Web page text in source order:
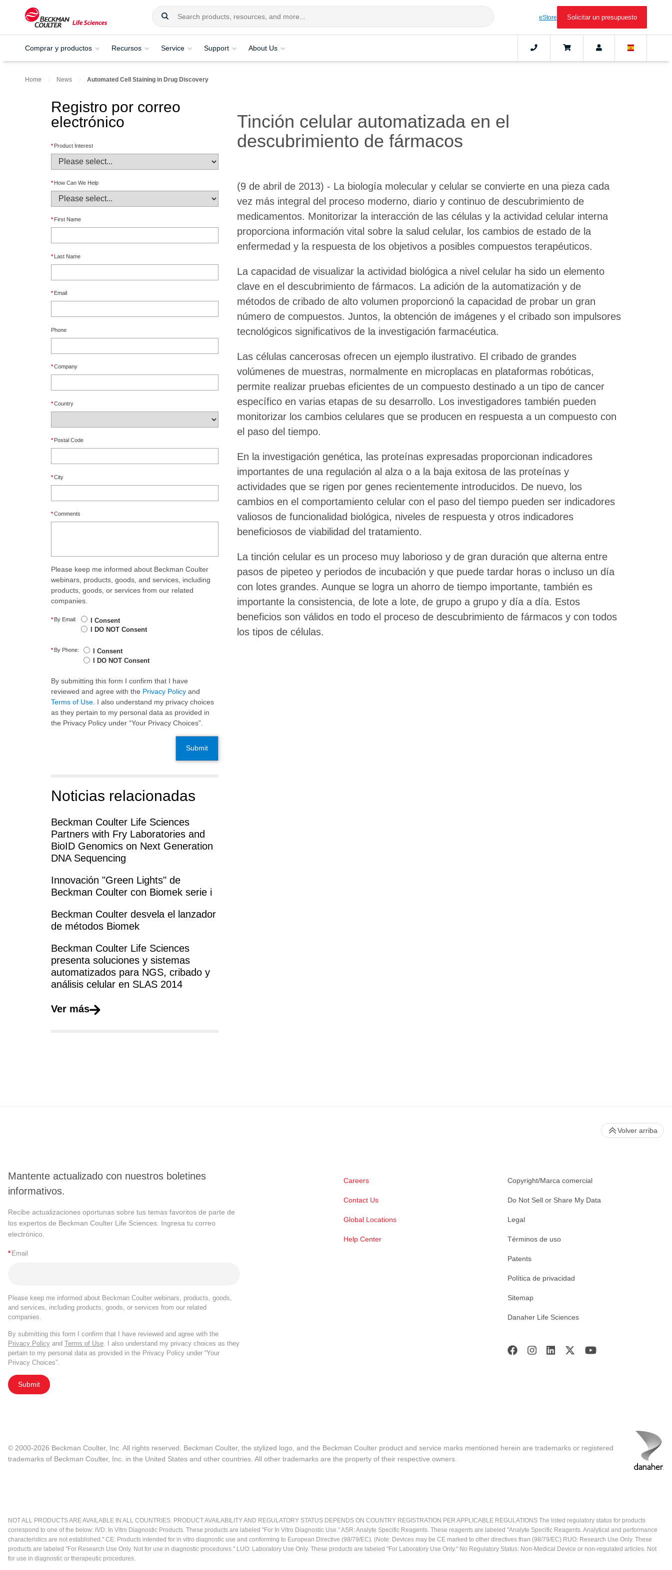
eStore Solicitar un presupuesto
Comprar y productos Recursos Service Support About Us
Home News Automated Cell Staining in Drug Discovery
Registro por correo
electrónico
* Product Interest
* How Can We Help
* First Name
* Last Name
* Email
Phone
*Company
*Country
* Postal Code
*City
*Comments
Please keep me informed about Beckman Coulter
webinars, products, goods, and services, including
products, goods, or services from our related
companies.
* By Email:
I Consent
I DO NOT Consent
* By Phone:
I Consent
I DO NOT Consent
By submitting this form I confirm that I have
reviewed and agree with the Privacy Policy and
Terms of Use . I also understand my privacy choices
as they pertain to my personal data as provided in
the Privacy Policy under “Your Privacy Choices”.
Submit
Noticias relacionadas
Beckman Coulter Life Sciences
Partners with Fry Laboratories and
BioID Genomics on Next Generation
DNA Sequencing
Innovación "Green Lights" de
Beckman Coulter con Biomek serie i
Beckman Coulter desvela el lanzador
de métodos Biomek
Beckman Coulter Life Sciences
presenta soluciones y sistemas
automatizados para NGS, cribado y
análisis celular en SLAS 2014
Ver más
Tinción celular automatizada en el
descubrimiento de fármacos
(9 de abril de 2013) - La biología molecular y celular se convierte en una pieza cada
vez más integral del proceso moderno, diario y continuo de descubrimiento de
medicamentos. Monitorizar la interacción de las células y la actividad celular interna
proporciona información vital sobre la salud celular, los cambios de estado de la
enfermedad y la respuesta de los objetivos a posibles compuestos terapéuticos.
La capacidad de visualizar la actividad biológica a nivel celular ha sido un elemento
clave en el descubrimiento de fármacos. La adición de la automatización y de
métodos de cribado de alto volumen proporcionó la capacidad de probar un gran
número de compuestos. Juntos, la obtención de imágenes y el cribado son impulsores
tecnológicos significativos de la investigación farmacéutica.
Las células cancerosas ofrecen un ejemplo ilustrativo. El cribado de grandes
volúmenes de muestras, normalmente en microplacas en plataformas robóticas,
permite realizar pruebas eficientes de un compuesto destinado a un tipo de cancer
específico en varias etapas de su desarrollo. Los investigadores también pueden
monitorizar los cambios celulares que se producen en respuesta a un compuesto con
el paso del tiempo.
En la investigación genética, las proteínas expresadas proporcionan indicadores
importantes de una regulación al alza o a la baja exitosa de las proteínas y
actividades que se rigen por genes recientemente introducidos. De nuevo, los
cambios en el comportamiento celular con el paso del tiempo pueden ser indicadores
valiosos de funcionalidad biológica, niveles de respuesta y otros indicadores
beneficiosos de viabilidad del tratamiento.
La tinción celular es un proceso muy laborioso y de gran duración que alterna entre
pasos de pipeteo y periodos de incubación y que puede tardar horas o incluso un día
con lotes grandes. Aunque se logra un ahorro de tiempo importante, también es
importante la consistencia, de lote a lote, de grupo a grupo y día a día. Estos
beneficios son válidos en todo el proceso de descubrimiento de fármacos y con todos
los tipos de células.
Mantente actualizado con nuestros boletines
informativos.
Recibe actualizaciones oportunas sobre tus temas favoritos de parte de
los expertos de Beckman Coulter Life Sciences. Ingresa tu correo
electrónico.
* Email
Please keep me informed about Beckman Coulter webinars, products, goods,
and services, including products, goods, or services from our related
companies.
By submitting this form I confirm that I have reviewed and agree with the
Privacy Policy and Terms of Use. I also understand my privacy choices as they
pertain to my personal data as provided in the Privacy Policy under “Your
Privacy Choices”.
Submit
Careers
Contact Us
Global Locations
Help Center
Copyright/Marca comercial
Do Not Sell or Share My Data
Legal
Términos de uso
Patents
Política de privacidad
Sitemap
Danaher Life Sciences
Volver arriba
© 2000-2026 Beckman Coulter, Inc. All rights reserved. Beckman Coulter, the stylized logo, and the Beckman Coulter product and service marks mentioned herein are trademarks or registered
trademarks of Beckman Coulter, Inc. in the United States and other countries. All other trademarks are the property of their respective owners.
NOT ALL PRODUCTS ARE AVAILABLE IN ALL COUNTRIES. PRODUCT AVAILABILITY AND REGULATORY STATUS DEPENDS ON COUNTRY REGISTRATION PER APPLICABLE REGULATIONS The listed regulatory status for products
correspond to one of the below: IVD: In Vitro Diagnostic Products. These products are labeled "For In Vitro Diagnostic Use." ASR: Analyte Specific Reagents. These reagents are labeled "Analyte Specific Reagents. Analytical and performance
characteristics are not established." CE: Products intended for in vitro diagnostic use and conforming to European Directive (98/79/EC). (Note: Devices may be CE marked to other directives than (98/79/EC) RUO: Research Use Only. These
products are labeled "For Research Use Only. Not for use in diagnostic procedures." LUO: Laboratory Use Only. These products are labeled "For Laboratory Use Only." No Regulatory Status: Non-Medical Device or non-regulated articles. Not
for use in diagnostic or therapeutic procedures.